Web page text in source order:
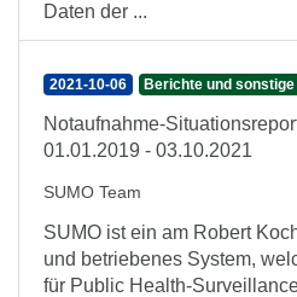
Daten der ...
2021-10-06 Berichte und sonstige
Notaufnahme-
01.01.2019 - 03.10.2021
SUMO Team
SUMO ist ein am Robert
und betriebenes System,
für Public Health-